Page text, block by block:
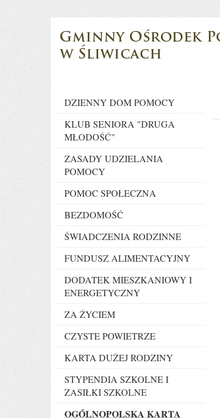
Menu
DZIENNY DOM POMOCY
KLUB SENIORA "DRUGA
MŁODOŚĆ"
ZASADY UDZIELANIA
POMOCY
POMOC SPOŁECZNA
BEZDOMOŚĆ
ŚWIADCZENIA RODZINNE
FUNDUSZ ALIMENTACYJNY
DODATEK MIESZKANIOWY I
ENERGETYCZNY
ZA ŻYCIEM
CZYSTE POWIETRZE
KARTA DUŻEJ RODZINY
STYPENDIA SZKOLNE I
ZASIŁKI SZKOLNE
OGÓLNOPOLSKA KARTA